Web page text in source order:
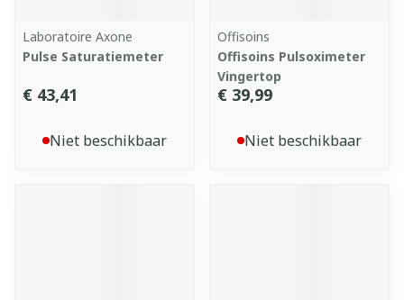
Laboratoire Axone
Pulse Saturatiemeter
€ 43,41
Niet beschikbaar
Offisoins
Offisoins Pulsoximeter
Vingertop
€ 39,99
Niet beschikbaar